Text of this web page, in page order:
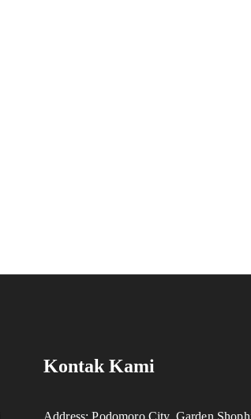
Kontak Kami
Address: Podomoro City, Garden